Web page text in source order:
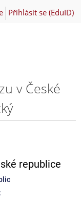
Přihlásit se (EduID)
v České
republice